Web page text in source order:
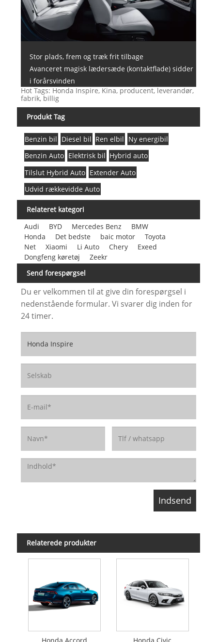
Stor plads, frem og træk frit tilbage
Avanceret magisk lædersæde (kontaktflade) sidder
i forårsvinden
Hot Tags: Honda Inspire, Kina, producent, leverandør,
fabrik, billig
Produkt Tag
Benzin bil Diesel bil Ren elbil Ny energibil
Benzin Auto Elektrisk bil Hybrid auto
Tilslut Hybrid Auto Extender Auto
Udvid rækkevidde Auto
Relateret kategori
Audi
BYD Mercedes Benz
BMW
Honda
Det bedste baic motor
Toyota
Net
Xiaomi Li Auto Chery
Exeed
Dongfeng køretøj
Zeekr
Send forespørgsel
Du er velkommen til at give din forespørgsel i
nedenstående formular. Vi svarer dig inden for
24 timer.
Relaterede produkter
Honda Accord Honda Civic